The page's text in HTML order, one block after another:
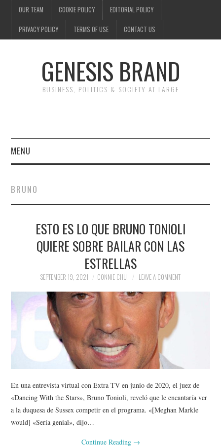
OUR TEAM COOKIE POLICY EDITORIAL POLICY
PRIVACY POLICY TERMS OF USE CONTACT US
GENESIS BRAND
BUSINESS, POLITICS & SOCIETY AT LARGE
MENU
FINANCE
NEWS
POLITICS
SOCIETY
SPORTS
TECHNOLOGY
BRUNO
ESTO ES LO QUE BRUNO TONIOLI
QUIERE SOBRE BAILAR CON LAS
ESTRELLAS
SEPTEMBER 19, 2021 CONNIE CHU LEAVE A COMMENT
En una entrevista virtual con Extra TV en junio de 2020, el juez de
«Dancing With the Stars», Bruno Tonioli, reveló que le encantaría ver
a la duquesa de Sussex competir en el programa. «[Meghan Markle
would] «Sería genial», dijo…
Continue Reading →